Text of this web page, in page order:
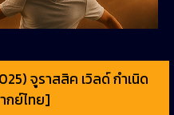
จูราสสิค เวิลด์ กำเนิด
กย์ไทย]